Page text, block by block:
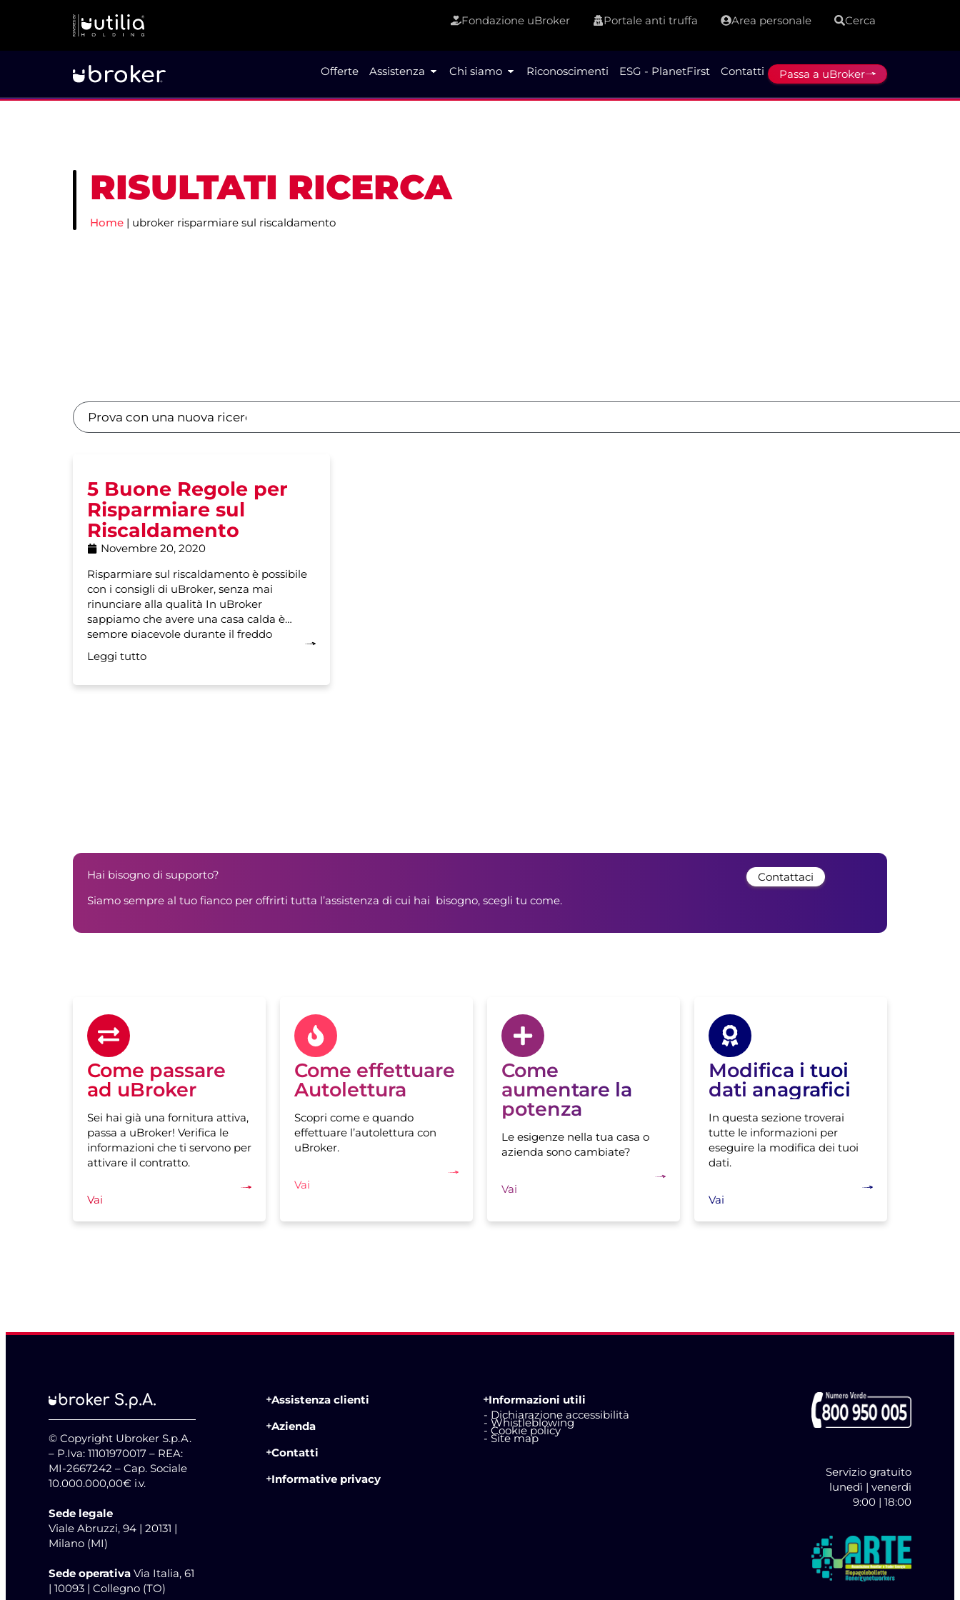
Fondazione uBroker Portale anti truffa Area personale Cerca
Offerte Assistenza Chi siamo Riconoscimenti ESG - PlanetFirst Contatti Passa a uBroker
RISULTATI RICERCA
Home | ubroker risparmiare sul riscaldamento
5 Buone Regole per
Risparmiare sul
Riscaldamento
Novembre 20, 2020
Risparmiare sul riscaldamento è possibile
con i consigli di uBroker, senza mai
rinunciare alla qualità In uBroker
sappiamo che avere una casa calda è
sempre piacevole durante il freddo
inverno.
Leggi tutto
Hai bisogno di supporto?
Siamo sempre al tuo fianco per offrirti tutta l’assistenza di cui hai bisogno, scegli tu come.
Contattaci
Come passare
ad uBroker
Sei hai già una fornitura attiva,
passa a uBroker! Verifica le
informazioni che ti servono per
attivare il contratto.
Vai
Come effettuare
Autolettura
Scopri come e quando
effettuare l’autolettura con
uBroker.
Vai
Come
aumentare la
potenza
Le esigenze nella tua casa o
azienda sono cambiate?
Vai
Modifica i tuoi
dati anagrafici
In questa sezione troverai
tutte le informazioni per
eseguire la modifica dei tuoi
dati.
Vai
© Copyright Ubroker S.p.A.
– P.Iva: 11101970017 – REA:
MI-2667242 – Cap. Sociale
10.000.000,00€ i.v.
Sede legale
Viale Abruzzi, 94 | 20131 |
Milano (MI)
Sede operativa Via Italia, 61
| 10093 | Collegno (TO)
Assistenza clienti
Azienda
Contatti
Informative privacy
Informazioni utili
- Dichiarazione accessibilità
- Whistleblowing
- Cookie policy
- Site map
Servizio gratuito
lunedì | venerdì
9:00 | 18:00